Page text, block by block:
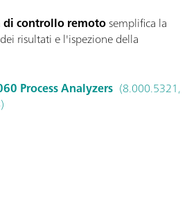
di controllo remotosemplifica la
risultati e l'ispezione della
Process Analyzers (8.000.5321,